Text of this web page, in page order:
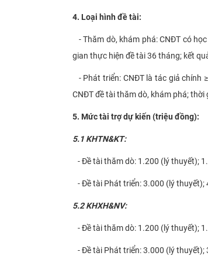
4. Loại hình đề tài:
- Thăm dò, khám phá: CNĐT có
gian thực hiện đề tài 36 tháng; kết
- Phát triển: CNĐT là tác giả chính
CNĐT đề tài thăm dò, khám phá;
5. Mức tài trợ dự kiến (triệu đồng):
5.1 KHTN&KT:
- Đề tài thăm dò: 1.200 (lý thuyết);
- Đề tài Phát triển: 3.000 (lý
5.2 KHXH&NV:
- Đề tài thăm dò: 1.200 (lý thuyết);
- Đề tài Phát triển: 3.000 (lý